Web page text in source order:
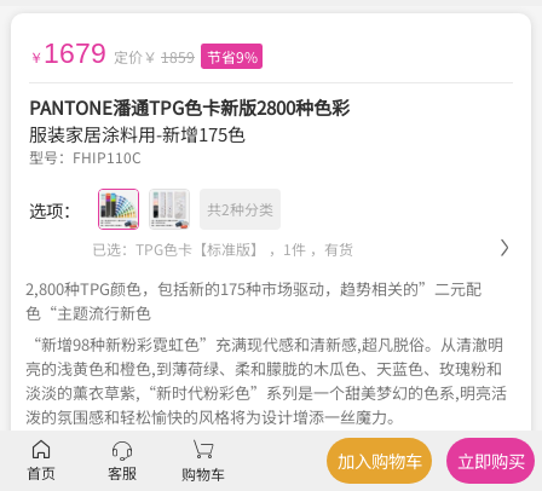
￥ 1679 定价￥ 1859 节省9%
PANTONE潘通TPG色卡新版2800种色彩
服装家居涂料用-新增175色
型号： FHIP110C
选项：
共2种分类
已选：TPG色卡【标准版】 ，1件 ， 有货
2,800种TPG颜色，包括新的175种市场驱动，趋势相关的”二元配
色“主题流行新色
“新增98种新粉彩霓虹色”充满现代感和清新感,超凡脱俗。从清澈明
亮的浅黄色和橙色,到薄荷绿、柔和朦胧的木瓜色、天蓝色、玫瑰粉和
淡淡的薰衣草紫,“新时代粉彩色”系列是一个甜美梦幻的色系,明亮活
泼的氛围感和轻松愉快的风格将为设计增添一丝魔力。
“新增77种暗色”探索色彩的基本原理,突出介乎黑白之间的各种细微
色彩差别。从黑到白的渐变色显示,这些灰色、暖色和冷色的色调和色
首页 客服 购物车
加入购物车 立即购买